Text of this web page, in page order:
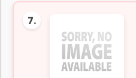
7.